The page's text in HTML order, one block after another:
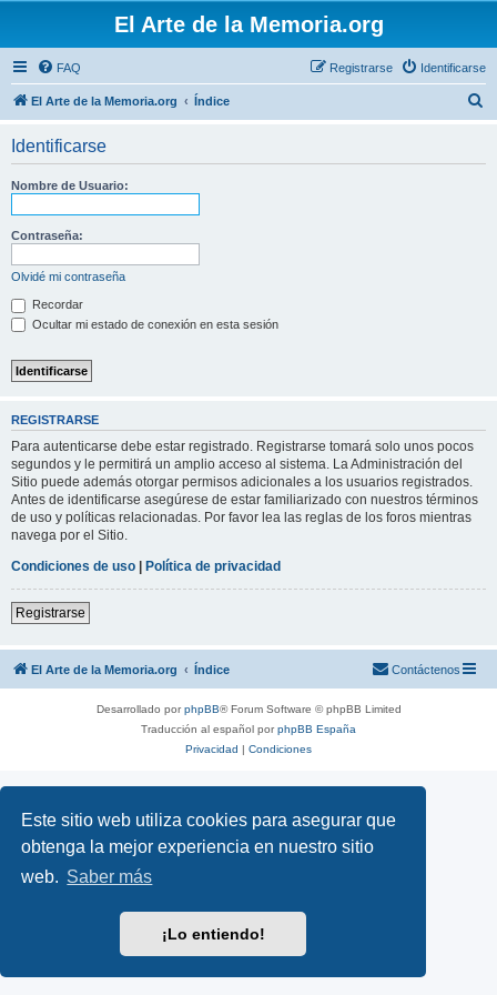
Este sitio web utiliza cookies para asegurar que
obtenga la mejor experiencia en nuestro sitio
web. Saber más
¡Lo entiendo!
El Arte de la Memoria.org
FAQ Identificarse
Registrarse
El Arte de la Memoria.org Índice
Identificarse
Nombre de Usuario:
Contraseña:
Olvidé mi contraseña
Recordar
Ocultar mi estado de conexión en esta sesión
REGISTRARSE
Para autenticarse debe estar registrado. Registrarse tomará solo unos pocos
segundos y le permitirá un amplio acceso al sistema. La Administración del
Sitio puede además otorgar permisos adicionales a los usuarios registrados.
Antes de identificarse asegúrese de estar familiarizado con nuestros términos
de uso y políticas relacionadas. Por favor lea las reglas de los foros mientras
navega por el Sitio.
Condiciones de uso | Política de privacidad
Registrarse
El Arte de la Memoria.org Índice Contáctenos
Desarrollado porphpBB® Forum Software © phpBB Limited
Traducción al español porphpBB España
Privacidad | Condiciones